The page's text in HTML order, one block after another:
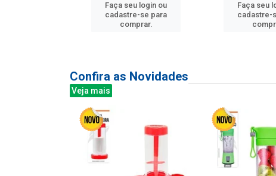
Faça seu login ou
cadastre-se para
comprar.
Faça seu
cadastre-
Confira as Novidades
Veja mais